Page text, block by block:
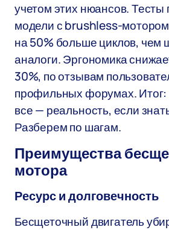
учетом этих нюансов. Тесты
модели с brushless-
на 50% больше циклов, чем
аналоги. Эргономика
30%, по отзывам
профильных форумах.
все — реальность, если
Разберем по шагам.
Преимущества
мотора
Ресурс и долговечность
Бесщеточный двигатель